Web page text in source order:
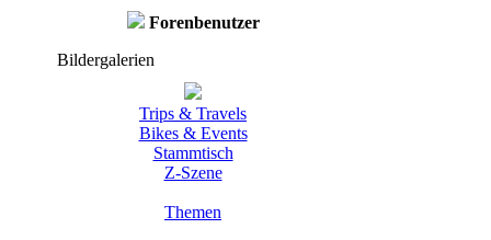
Forenbenutzer
Bildergalerien
Trips & Travels
Bikes & Events
Stammtisch
Z-Szene
Themen